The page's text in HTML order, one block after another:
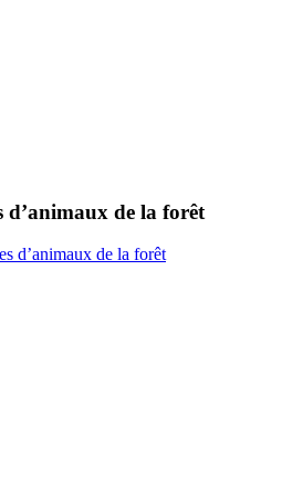
d’animaux de la forêt
d’animaux de la forêt